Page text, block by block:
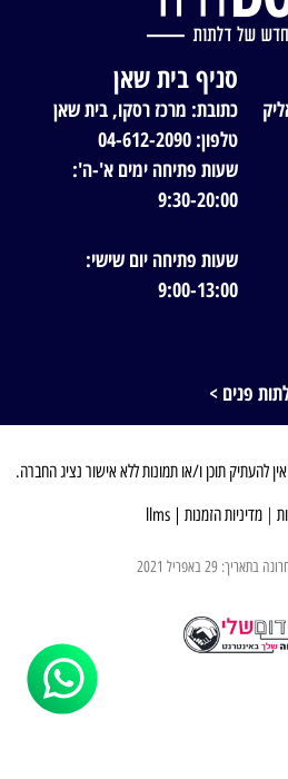
סניף בית שאן
כתובת: מרכז רסקו, בית שאן
טלפון: 04-612-2090
שעות פתיחה ימים א'-ה':
9:30-20:00
שעות פתיחה יום שישי:
9:00-13:00
פנים >
להעתיק תוכן ו/או תמונות ללא אישור נציג החברה.
|מדיניות הזמנות |
llms
29 באפריל 2021